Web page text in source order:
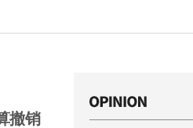
撤销